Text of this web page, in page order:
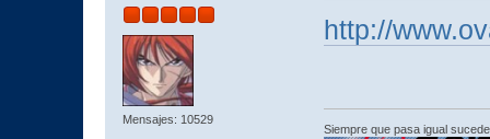
Mensajes: 10529
http://
Siempre que pasa igual